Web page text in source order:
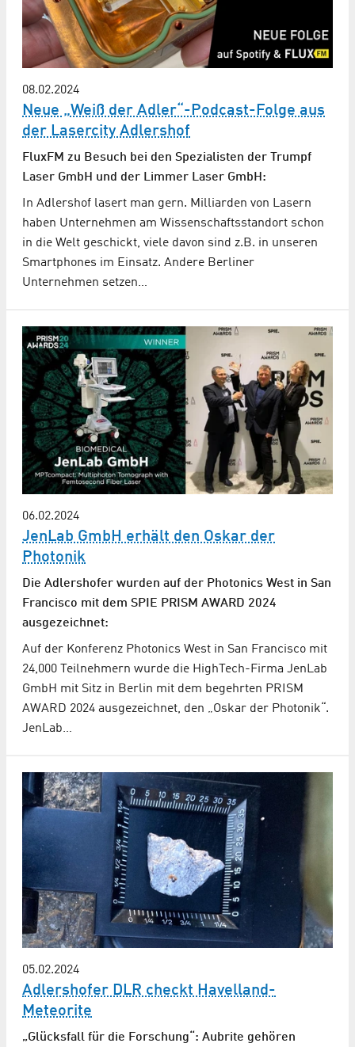
08.02.2024
Neue „Weiß der Adler“-Podcast-Folge aus
der Lasercity Adlershof
FluxFM zu Besuch bei den Spezialisten der Trumpf
Laser GmbH und der Limmer Laser GmbH:
In Adlershof lasert man gern. Milliarden von Lasern
haben Unternehmen am Wissenschaftsstandort schon
in die Welt geschickt, viele davon sind z.B. in unseren
Smartphones im Einsatz. Andere Berliner
Unternehmen setzen…
06.02.2024
JenLab GmbH erhält den Oskar der
Photonik
Die Adlershofer wurden auf der Photonics West in San
Francisco mit dem SPIE PRISM AWARD 2024
ausgezeichnet:
Auf der Konferenz Photonics West in San Francisco mit
24,000 Teilnehmern wurde die HighTech-Firma JenLab
GmbH mit Sitz in Berlin mit dem begehrten PRISM
AWARD 2024 ausgezeichnet, den „Oskar der Photonik“.
JenLab…
05.02.2024
Adlershofer DLR checkt Havelland-
Meteorite
„Glücksfall für die Forschung“: Aubrite gehören